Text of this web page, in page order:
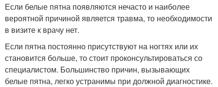
Если белые пятна появляются нечасто и наиболее
вероятной причиной является травма, то необходимости
в визите к врачу нет.
Если пятна постоянно присутствуют на ногтях или их
становится больше, то стоит проконсультироваться со
специалистом. Большинство причин, вызывающих
белые пятна, легко устранимы при должной диагностике.